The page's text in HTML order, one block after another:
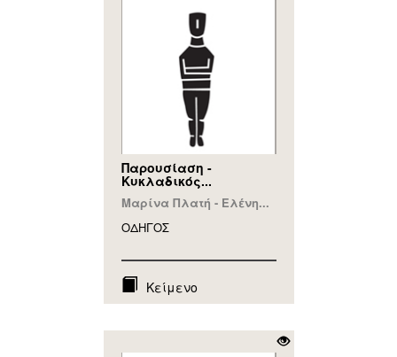
Παρουσίαση -
Κυκλαδικός...
Μαρίνα Πλατή - Ελένη...
ΟΔΗΓΟΣ
Κείμενο